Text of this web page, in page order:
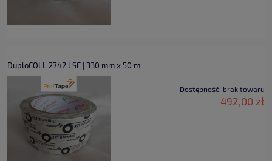
DuploCOLL 2742 LSE | 330 mm x 50 m
Dostępność: brak towaru
492,00 zł